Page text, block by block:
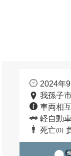
2024年
我孫子
車両相
軽自動車
死亡(0)
他